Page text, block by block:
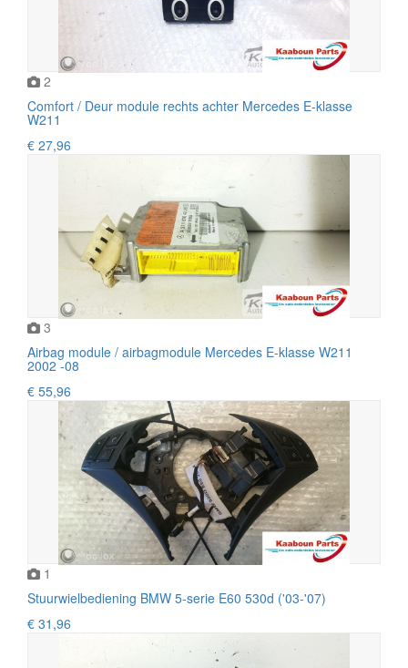
2
Comfort / Deur module rechts achter Mercedes E-klasse
W211
€ 27,96
3
Airbag module / airbagmodule Mercedes E-klasse W211
2002 -08
€ 55,96
1
Stuurwielbediening BMW 5-serie E60 530d ('03-'07)
€ 31,96